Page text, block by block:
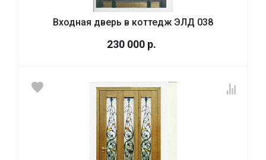
Входная дверь в коттедж ЭЛД 038
230 000 р.